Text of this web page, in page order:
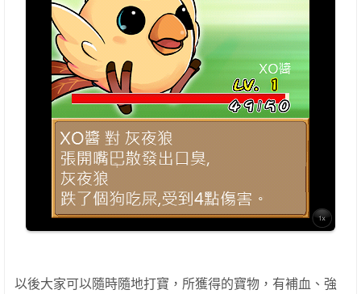
以後大家可以隨時隨地打寶，所獲得的寶物，有補血、強